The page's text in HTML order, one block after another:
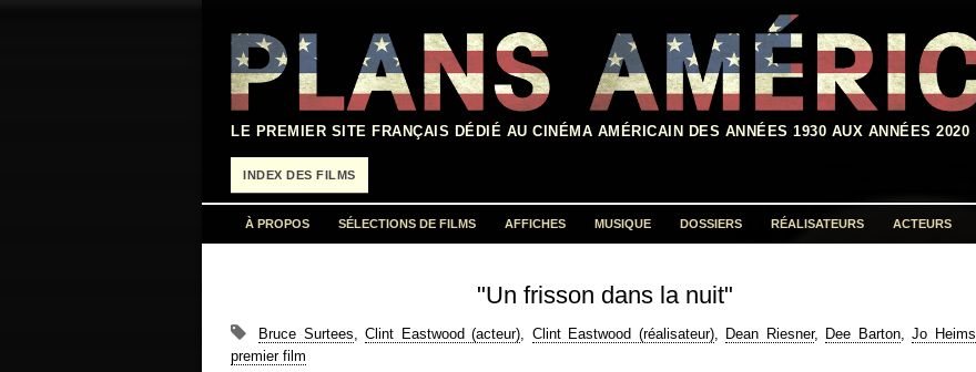
contenu
LE PREMIER SITE FRANÇAIS DÉDIÉ AU CINÉMA AMÉRICAIN DES ANNÉES 1930 AUX ANNÉES 2020
INDEX DES FILMS
À PROPOS SÉLECTIONS DE FILMS AFFICHES MUSIQUE DOSSIERS RÉALISATEURS ACTEURS
"Un frisson dans la nuit"
Bruce Surtees,Clint Eastwood (acteur), Clint Eastwood (réalisateur), Dean Riesner, Dee Barton,Jo Heims
premier film